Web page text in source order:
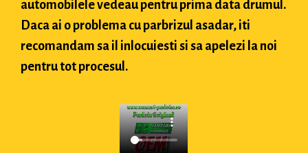
automobilele vedeau pentru prima data drumul.
Daca ai o problema cu parbrizul asadar, iti
recomandam sa il inlocuiesti si sa apelezi la noi
pentru tot procesul.